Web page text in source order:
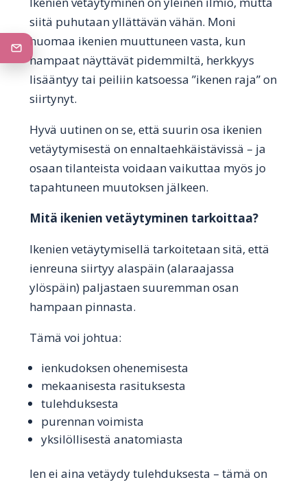
siitä puhutaan yllättävän vähän. Moni
huomaa ikenien muuttuneen vasta, kun
hampaat näyttävät pidemmiltä, herkkyys
lisääntyy tai peiliin katsoessa ”ikenen raja” on
siirtynyt.
Hyvä uutinen on se, että suurin osa ikenien
vetäytymisestä on ennaltaehkäistävissä – ja
osaan tilanteista voidaan vaikuttaa myös jo
tapahtuneen muutoksen jälkeen.
Mitä ikenien vetäytyminen tarkoittaa?
Ikenien vetäytymisellä tarkoitetaan sitä, että
ienreuna siirtyy alaspäin (alaraajassa
ylöspäin) paljastaen suuremman osan
hampaan pinnasta.
Tämä voi johtua:
ienkudoksen ohenemisesta
mekaanisesta rasituksesta
tulehduksesta
purennan voimista
yksilöllisestä anatomiasta
Ien ei aina vetäydy tulehduksesta – tämä on